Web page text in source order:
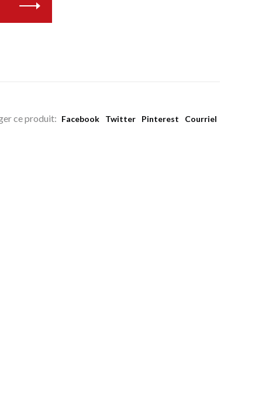
ce produit: Facebook Twitter Pinterest Courriel